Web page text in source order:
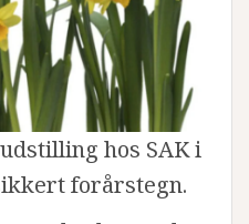
hos SAK i
forårstegn.